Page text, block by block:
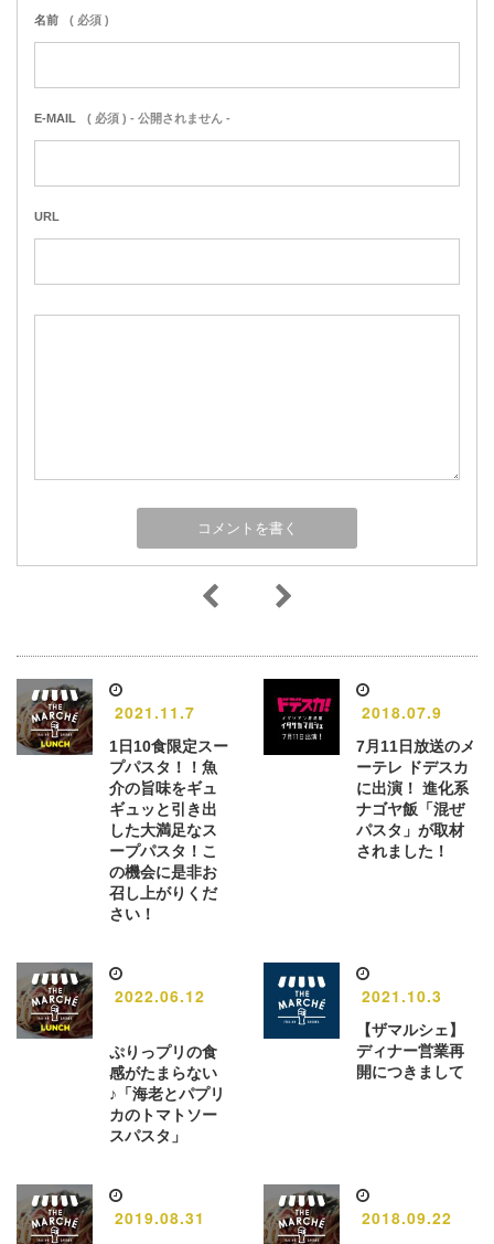
名前 ( 必須 )
E-MAIL ( 必須 ) - 公開されません -
URL
2021.11.7
1日10食限定スー
プパスタ！！魚
介の旨味をギュ
ギュッと引き出
した大満足なス
ープパスタ！こ
の機会に是非お
召し上がりくだ
さい！
2018.07.9
7月11日放送のメ
ーテレ ドデスカ
に出演！ 進化系
ナゴヤ飯「混ぜ
パスタ」が取材
されました！
2022.06.12
ぷりっプリの食
感がたまらない
♪「海老とパプリ
カのトマトソー
スパスタ」
2021.10.3
【ザマルシェ】
ディナー営業再
開につきまして
2019.08.31 2018.09.22